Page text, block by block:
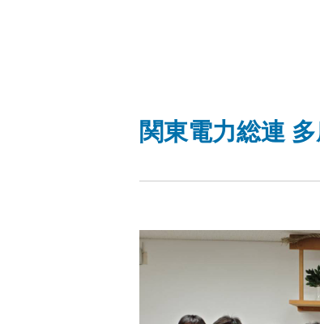
関東電力総連